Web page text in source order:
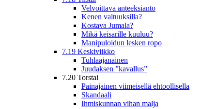
Velvoittava anteeksianto
Kenen valtuuksilla?
Kostava Jumala?
Mikä keisarille kuuluu?
Manipuloidun lesken ropo
7.19 Keskiviikko
Tuhlaajanainen
Juudaksen ”kavallus”
7.20 Torstai
Painajainen viimeisellä ehtoollisella
Skandaali
Ihmiskunnan vihan malja